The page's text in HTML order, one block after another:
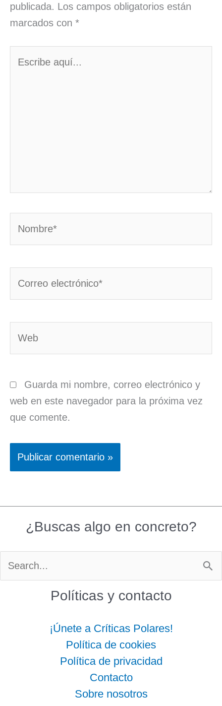
publicada. Los campos obligatorios están
marcados con *
Guarda mi nombre, correo electrónico y
web en este navegador para la próxima vez
que comente.
¿Buscas algo en concreto?
Políticas y contacto
¡Únete a Críticas Polares!
Política de cookies
Política de privacidad
Contacto
Sobre nosotros